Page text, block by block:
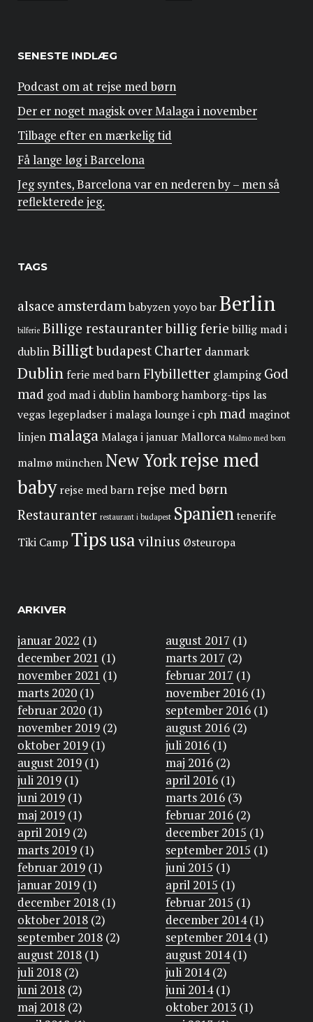
SENESTE INDLÆG
Podcast om at rejse med børn
Der er noget magisk over Malaga i november
Tilbage efter en mærkelig tid
Få lange løg i Barcelona
Jeg syntes, Barcelona var en nederen by – men så
reflekterede jeg.
TAGS
alsace amsterdambabyzen yoyobarBerlin
bilferie Billige restauranterbillig ferie billig mad i
dublinBilligtbudapestCharter danmark
Dublin ferie med barnFlybilletter glamping God
mad god mad i dublinhamborghamborg-tips las
vegas legepladser i malaga lounge i cphmad maginot
linjenmalagaMalaga i januarMallorca Malmo med born
malmø münchenNew Yorkrejse med
baby rejse med barnrejse med børn
Restauranter restaurant i budapest Spanientenerife
Tiki Camp Tipsusavilnius Østeuropa
ARKIVER
januar 2022 (1)
december 2021 (1)
november 2021 (1)
marts 2020 (1)
februar 2020 (1)
november 2019 (2)
oktober 2019 (1)
august 2019 (1)
juli 2019 (1)
juni 2019 (1)
maj 2019 (1)
april 2019 (2)
marts 2019 (1)
februar 2019 (1)
januar 2019 (1)
december 2018 (1)
oktober 2018 (2)
september 2018 (2)
august 2018 (1)
juli 2018 (2)
juni 2018 (2)
maj 2018 (2)
august 2017 (1)
marts 2017 (2)
februar 2017 (1)
november 2016(1)
september 2016(1)
august 2016(2)
juli 2016(1)
maj 2016(2)
april 2016(1)
marts 2016(3)
februar 2016(2)
december 2015 (1)
september 2015 (1)
juni 2015 (1)
april 2015 (1)
februar 2015 (1)
december 2014(1)
september 2014(1)
august 2014(1)
juli 2014(2)
juni 2014(1)
oktober 2013(1)